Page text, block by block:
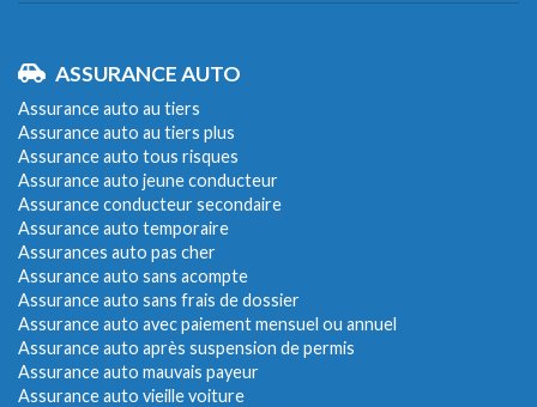
ASSURANCE AUTO
Assurance auto au tiers
Assurance auto au tiers plus
Assurance auto tous risques
Assurance auto jeune conducteur
Assurance conducteur secondaire
Assurance auto temporaire
Assurances auto pas cher
Assurance auto sans acompte
Assurance auto sans frais de dossier
Assurance auto avec paiement mensuel ou annuel
Assurance auto après suspension de permis
Assurance auto mauvais payeur
Assurance auto vieille voiture